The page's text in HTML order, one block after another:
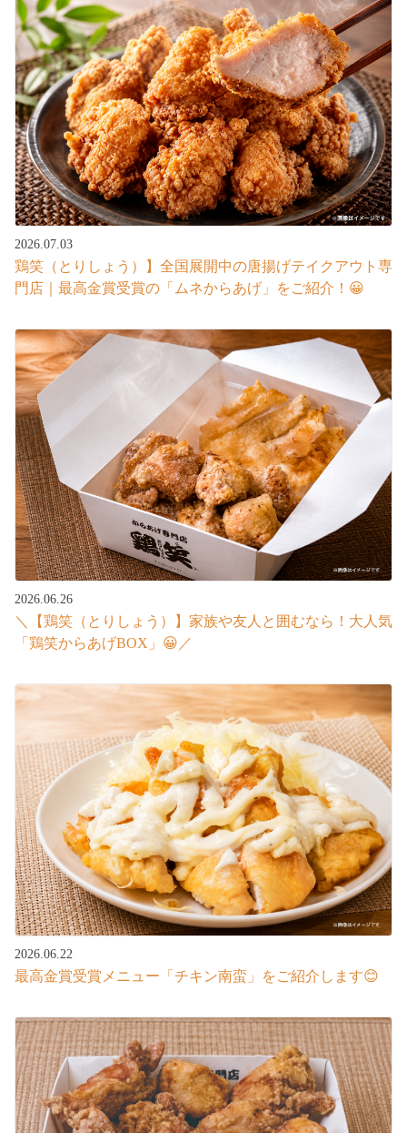
2026.07.03
鶏笑（とりしょう）】全国展開中の唐揚げテイクアウト専
門店｜最高金賞受賞の「ムネからあげ」をご紹介！😀
2026.06.26
＼【鶏笑（とりしょう）】家族や友人と囲むなら！大人気
「鶏笑からあげBOX」😀／
2026.06.22
最高金賞受賞メニュー「チキン南蛮」をご紹介します😊